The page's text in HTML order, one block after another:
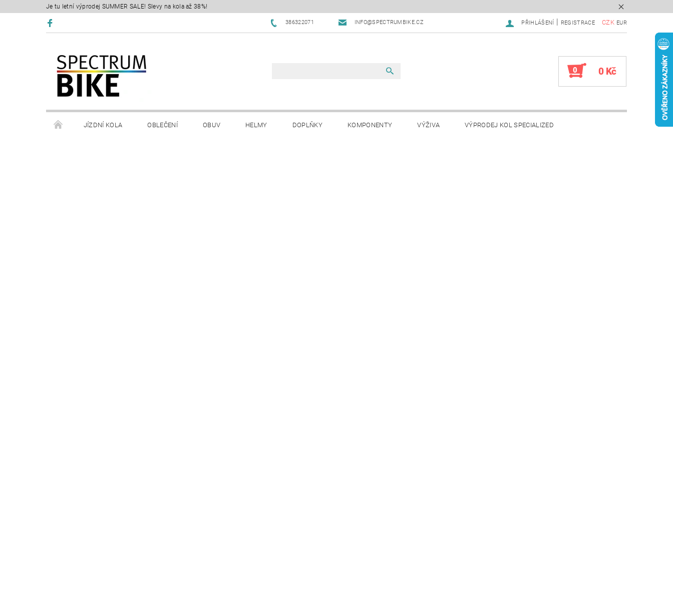
Je tu letní výprodej SUMMER SALE! Slevy na kola až 38%!
386322071 INFO@SPECTRUMBIKE.CZ CZK EUR
PŘIHLÁŠENÍ REGISTRACE
0 0 Kč
JÍZDNÍ KOLA OBLEČENÍ OBUV HELMY DOPLŇKY KOMPONENTY VÝŽIVA VÝPRODEJ KOL SPECIALIZED